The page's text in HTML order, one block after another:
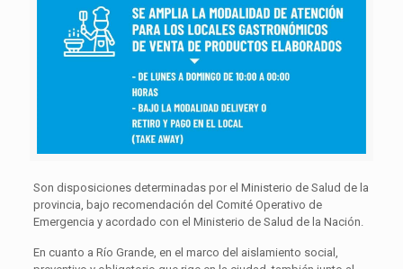
Son disposiciones determinadas por el Ministerio de Salud de la
provincia, bajo recomendación del Comité Operativo de
Emergencia y acordado con el Ministerio de Salud de la Nación.
En cuanto a Río Grande, en el marco del aislamiento social,